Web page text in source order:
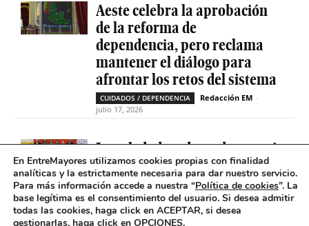
Aeste celebra la aprobación
de la reforma de
dependencia, pero reclama
mantener el diálogo para
afrontar los retos del sistema
CUIDADOS / DEPENDENCIA Redacción EM -
julio 17, 2026
La soledad no deseada es casi
cinco veces superior entre
personas que tienen
problemas de salud mental
SOLEDAD NO DESEADA Redacción EM
En EntreMayores utilizamos cookies propias con finalidad
analíticas y la estrictamente necesaria para dar nuestro servicio.
Para más información accede a nuestra “Política de cookies”. La
base legítima es el consentimiento del usuario. Si desea admitir
todas las cookies, haga click en ACEPTAR, si desea
gestionarlas, haga click en OPCIONES.